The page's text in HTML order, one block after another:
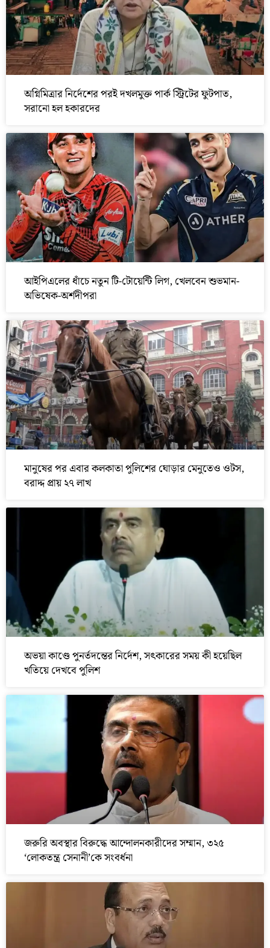
অগ্নিমিত্রার নির্দেশের পরই দখলমুক্ত পার্ক স্ট্রিটের ফুটপাত,
সরানো হল হকারদের
আইপিএলের ধাঁচে নতুন টি-টোয়েন্টি লিগ, খেলবেন শুভমান-
অভিষেক-অর্শদীপরা
মানুষের পর এবার কলকাতা পুলিশের ঘোড়ার মেনুতেও ওটস,
বরাদ্দ প্রায় ২৭ লাখ
অভয়া কাণ্ডে পুনর্তদন্তের নির্দেশ, সৎকারের সময় কী হয়েছিল
খতিয়ে দেখবে পুলিশ
জরুরি অবস্থার বিরুদ্ধে আন্দোলনকারীদের সম্মান, ৩২৫
‘লোকতন্ত্র সেনানী’কে সংবর্ধনা